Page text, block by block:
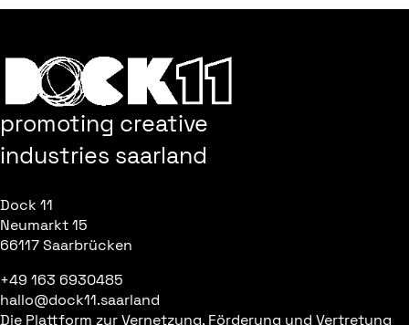
promoting creative
industries saarland
Dock 11
Neumarkt 15
66117 Saarbrücken
+49 163 6930485
hallo@dock11.saarland
Die Plattform zur Vernetzung, Förderung und Vertretung